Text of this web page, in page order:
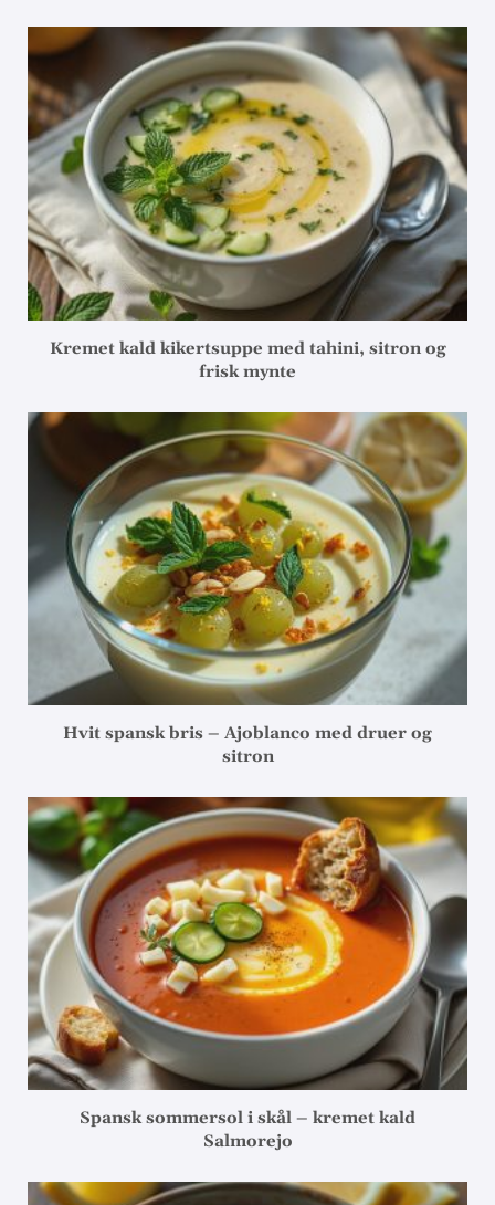
Kremet kald kikertsuppe med tahini, sitron og
frisk mynte
Hvit spansk bris – Ajoblanco med druer og
sitron
Spansk sommersol i skål – kremet kald
Salmorejo